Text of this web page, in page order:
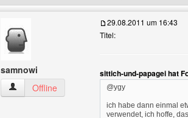
samnowi
samnowi Benutzer-Profile anzeigen
Offline
29.08.2011 um 16:43
Titel:
sittich-und-papagei hat
@ygy
ich habe dann einmal
verwendet, ich hoffe,